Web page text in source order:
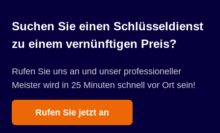
Suchen Sie einen Schlüsseldienst
zu einem vernünftigen Preis?
Rufen Sie uns an und unser professioneller
Meister wird in 25 Minuten schnell vor Ort sein!
Rufen Sie jetzt an